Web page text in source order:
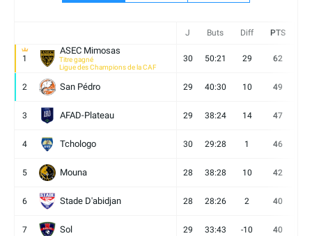
J Buts Diff PTS
1
ASEC Mimosas
Titre gagné
Ligue des Champions de la CAF
30 50:21 29 62
2 San Pédro 29 40:30 10 49
3 AFAD-Plateau 29 38:24 14 47
4 Tchologo 30 29:28 1 46
5 Mouna 28 38:28 10 42
6 Stade D'abidjan 28 28:26 2 40
7 Sol 29 33:43 -10 40